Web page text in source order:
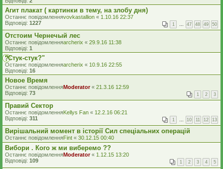
Агит плакат ( картинки в тему, на злобу дня)
Останнє повідомленняvovkastallion « 1.10.16 22:37
Відповіді: 1227 1 … 47 48 49 50
Отстоим Чернечый лес
Останнє повідомленняarcherix « 29.9.16 11:38
Відповіді: 1
"Стук-стук?"
Останнє повідомленняarcherix « 10.9.16 22:55
Відповіді: 16
Новое Время
Останнє повідомленняModerator« 21.3.16 12:59
Відповіді: 73 1 2 3
Правий Сектор
Останнє повідомленняKellys Fan « 12.2.16 06:21
Відповіді: 311 1 … 10 11 12 13
Вирішальний момент в історії Сил спеціальних операцій
Останнє повідомленняFint « 30.12.15 00:40
Вибори . Кого ж ми виберемо ??
Останнє повідомленняModerator« 1.12.15 13:20
Відповіді: 109 1 2 3 4 5